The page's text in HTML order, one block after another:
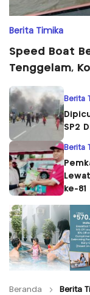
Berita Timika
Speed Boat
Tenggelam,
Berita
SP2
Berita
ke-81
Beranda Berita